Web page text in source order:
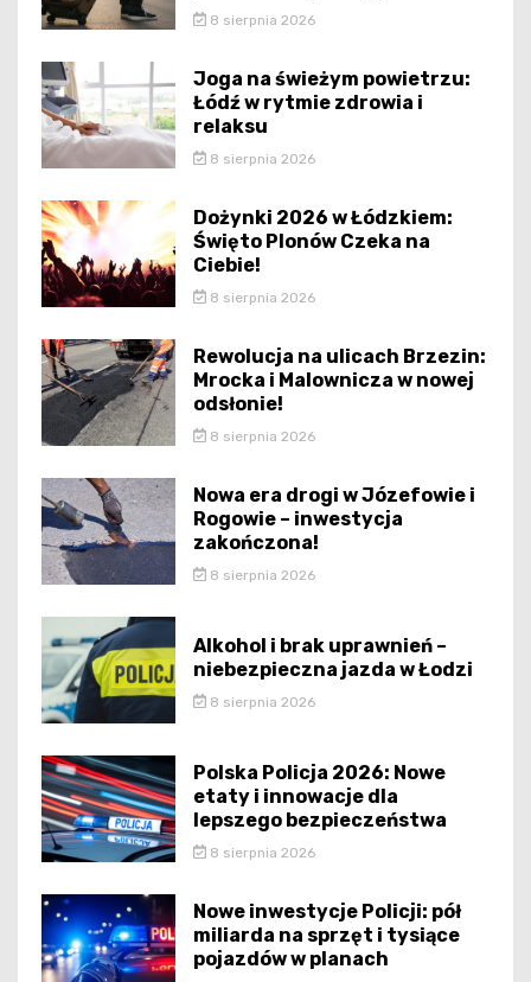
8 sierpnia 2026
Joga na świeżym powietrzu:
Łódź w rytmie zdrowia i
relaksu
8 sierpnia 2026
Dożynki 2026 w Łódzkiem:
Święto Plonów Czeka na
Ciebie!
8 sierpnia 2026
Rewolucja na ulicach Brzezin:
Mrocka i Malownicza w nowej
odsłonie!
8 sierpnia 2026
Nowa era drogi w Józefowie i
Rogowie – inwestycja
zakończona!
8 sierpnia 2026
Alkohol i brak uprawnień –
niebezpieczna jazda w Łodzi
8 sierpnia 2026
Polska Policja 2026: Nowe
etaty i innowacje dla
lepszego bezpieczeństwa
8 sierpnia 2026
Nowe inwestycje Policji: pół
miliarda na sprzęt i tysiące
pojazdów w planach